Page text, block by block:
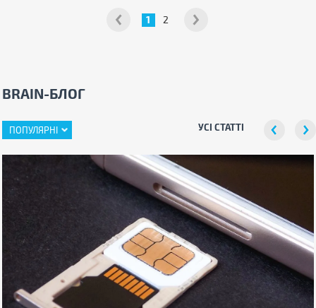
1 2
BRAIN-БЛОГ
ПОПУЛЯРНІ УСІ СТАТТІ